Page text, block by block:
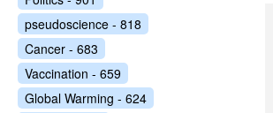
pseudoscience - 818
Cancer - 683
Vaccination - 659
Global Warming - 624